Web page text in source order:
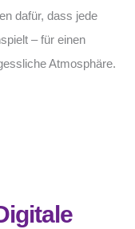
dafür, dass jede
– für einen
Atmosphäre.